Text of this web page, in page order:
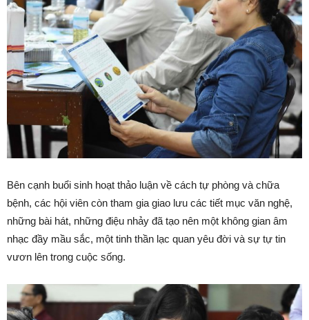
Bên cạnh buổi sinh hoạt thảo luận về cách tự phòng và chữa
bệnh, các hội viên còn tham gia giao lưu các tiết mục văn nghệ,
những bài hát, những điệu nhảy đã tạo nên một không gian âm
nhạc đầy mầu sắc, một tinh thần lạc quan yêu đời và sự tự tin
vươn lên trong cuộc sống.